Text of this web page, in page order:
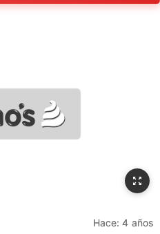
Hace:4 años